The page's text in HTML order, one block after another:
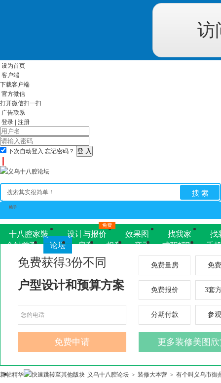
访
设为首页
客户端
下载客户端
官方微信
打开微信扫一扫
广告联系
登录 | 注册
下次自动登入 忘记密码？
帖子
搜 索
全站首页 论坛 房产 相亲 亲子 求职招聘 手
十八腔家裝 设计与报价
免费
效果图 找我家 找
新帖精华 义乌十八腔论坛 > 装修大本营 > 有个叫义乌市御